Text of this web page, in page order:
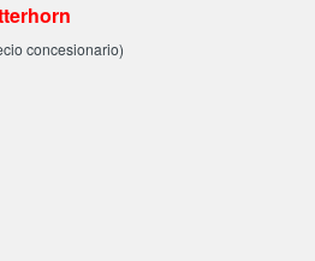
concesionario)